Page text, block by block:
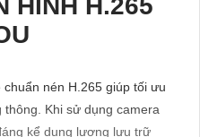
nén H.265 giúp tối ưu
Khi sử dụng camera
kể dung lượng lưu trữ